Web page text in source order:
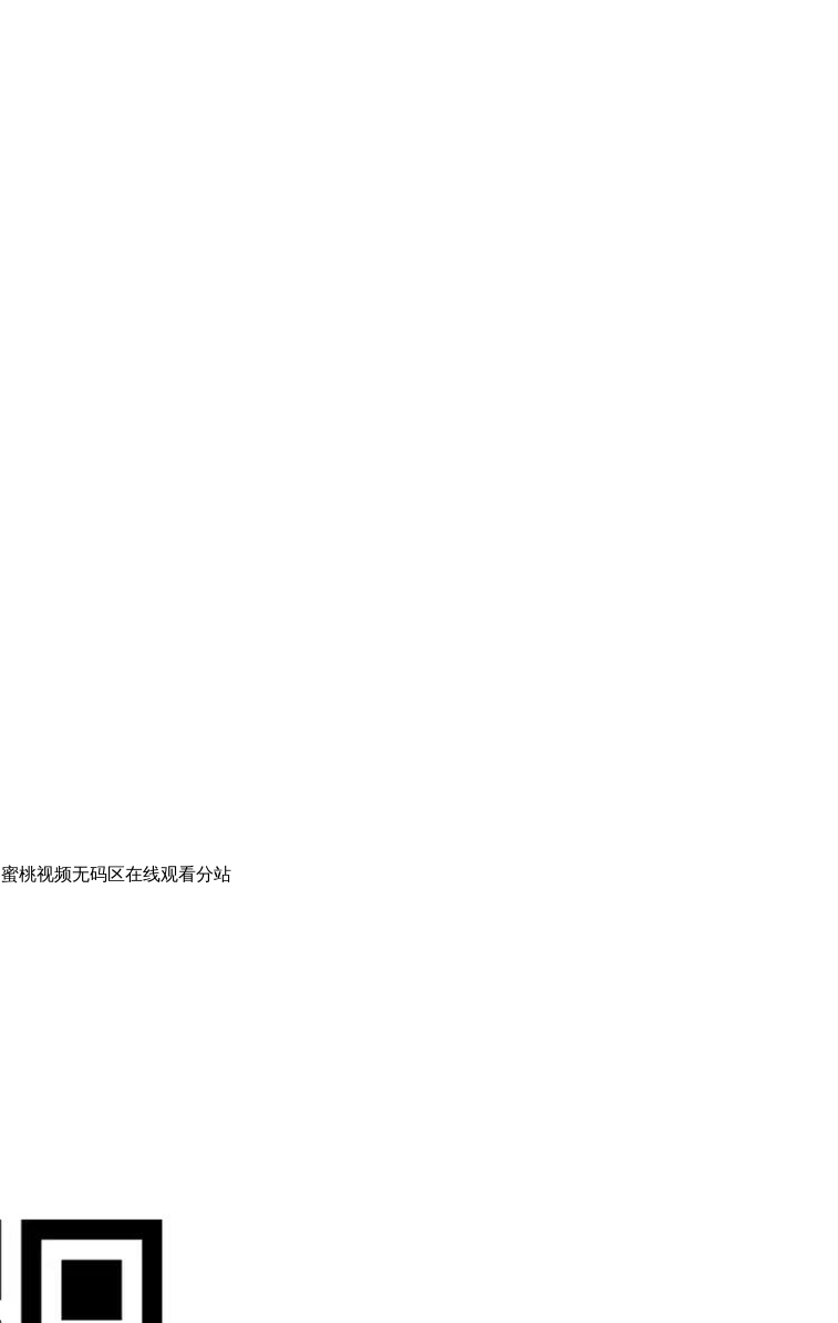
蜜桃视频无码区在线观看分站